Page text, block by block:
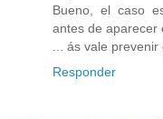
Bueno, el caso
antes de aparecer
... ás vale prevenir
Responder